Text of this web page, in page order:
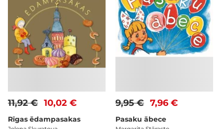
10,02 €
11,92 €
Rīgas ēdampasakas
7,96 €
9,95 €
Pasaku ābece